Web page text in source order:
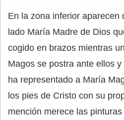
En la zona inferior aparecen
lado María Madre de Dios
cogido en brazos mientras
Magos se postra ante ellos
ha representado a María
los pies de Cristo con su
mención merece las